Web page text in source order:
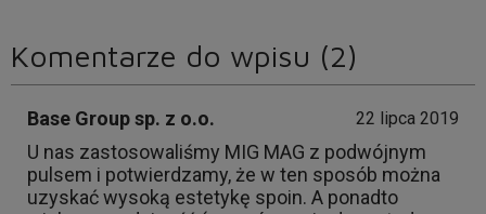
Komentarze do wpisu (2)
Base Group sp. z o.o. 22 lipca 2019
U nas zastosowaliśmy MIG MAG z podwójnym
pulsem i potwierdzamy, że w ten sposób można
uzyskać wysoką estetykę spoin. A ponadto